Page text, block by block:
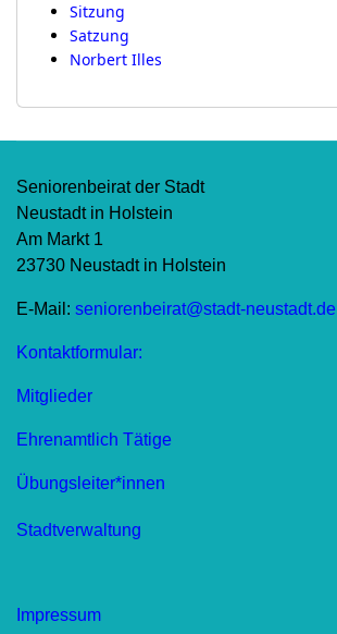
Sitzung
Satzung
Norbert Illes
Seniorenbeirat der Stadt
Neustadt in Holstein
Am Markt 1
23730 Neustadt in Holstein
E-Mail: seniorenbeirat@stadt-neustadt.de
Kontaktformular:
Mitglieder
Ehrenamtlich Tätige
Übungsleiter*innen
Stadtverwaltung
Impressum